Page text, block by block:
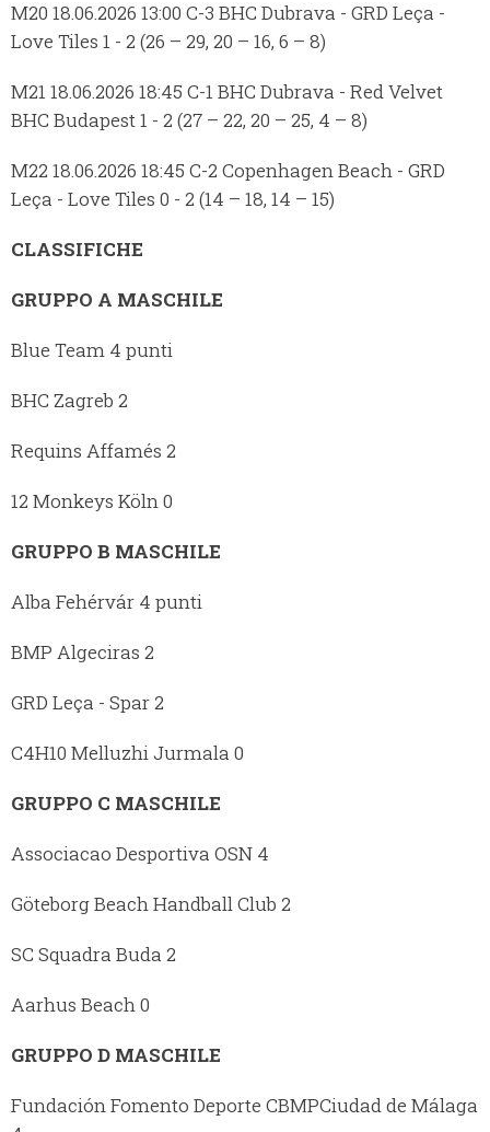
M20 18.06.2026 13:00 C-3 BHC Dubrava - GRD Leça -
Love Tiles 1 - 2 (26 – 29, 20 – 16, 6 – 8)
M21 18.06.2026 18:45 C-1 BHC Dubrava - Red Velvet
BHC Budapest 1 - 2 (27 – 22, 20 – 25, 4 – 8)
M22 18.06.2026 18:45 C-2 Copenhagen Beach - GRD
Leça - Love Tiles 0 - 2 (14 – 18, 14 – 15)
CLASSIFICHE
GRUPPO A MASCHILE
Blue Team 4 punti
BHC Zagreb 2
Requins Affamés 2
12 Monkeys Köln 0
GRUPPO B MASCHILE
Alba Fehérvár 4 punti
BMP Algeciras 2
GRD Leça - Spar 2
C4H10 Melluzhi Jurmala 0
GRUPPO C MASCHILE
Associacao Desportiva OSN 4
Göteborg Beach Handball Club 2
SC Squadra Buda 2
Aarhus Beach 0
GRUPPO D MASCHILE
Fundación Fomento Deporte CBMPCiudad de Málaga